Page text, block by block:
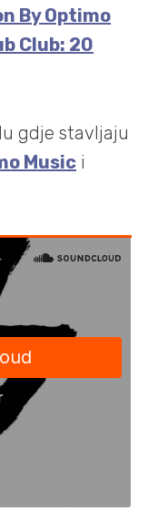
By Optimo
Club: 20
gdje stavljaju
Music i